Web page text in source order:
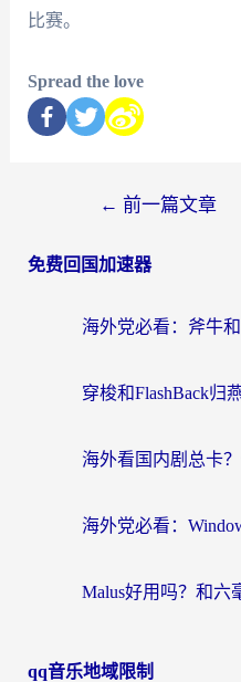
比赛。
Spread the love
← 前一篇文章
免费回国加速器
qq音乐地域限制